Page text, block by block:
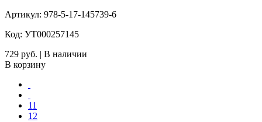
Артикул: 978-5-17-145739-6
Код: УТ000257145
729 руб. | В наличии
В корзину
11
12